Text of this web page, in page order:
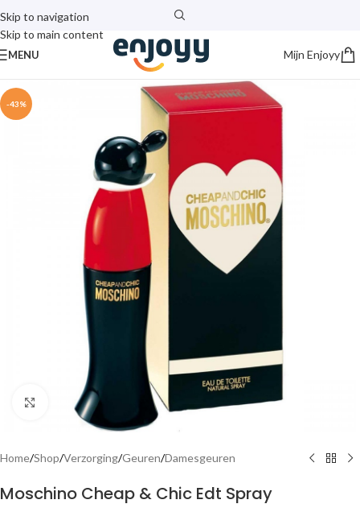
Skip to navigation
Skip to main content
MENU Mijn Enjoyy
-43%
Click to enlarge
Home/Shop/Verzorging/Geuren/Damesgeuren
Moschino Cheap & Chic Edt Spray